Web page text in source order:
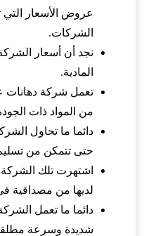
عروض الأسعار
الشركات.
نجد أن أسعار
المادية.
تعمل شركة
من المواد ذات
دائما ما تحاول
حتى تتمكن من
اشتهرت تلك الشركة
لديها من مصداقية
دائما ما تعمل
شديدة وسرعة